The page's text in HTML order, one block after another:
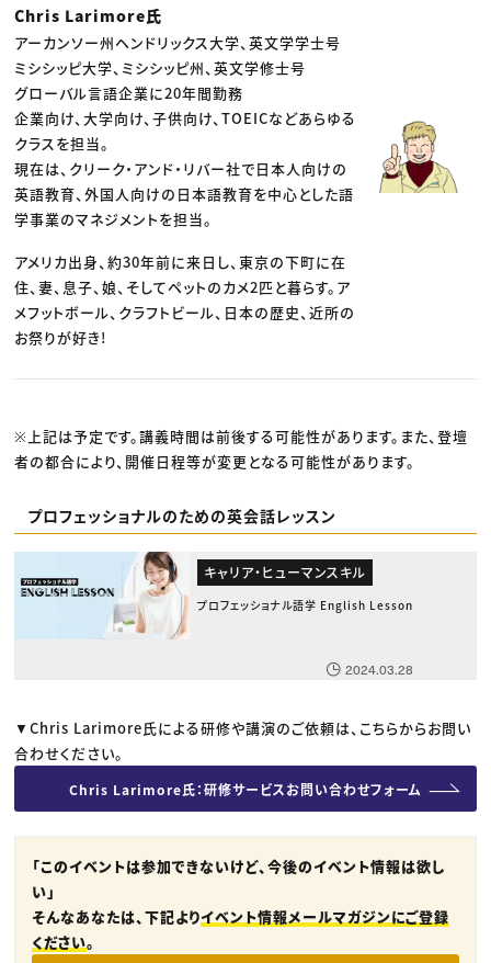
Chris Larimore氏
アーカンソー州ヘンドリックス大学、英文学学士号
ミシシッピ大学、ミシシッピ州、英文学修士号
グローバル言語企業に20年間勤務
企業向け、大学向け、子供向け、TOEICなどあらゆる
クラスを担当。
現在は、クリーク・アンド・リバー社で日本人向けの
英語教育、外国人向けの日本語教育を中心とした語
学事業のマネジメントを担当。
アメリカ出身、約30年前に来日し、東京の下町に在
住、妻、息子、娘、そしてペットのカメ2匹と暮らす。ア
メフットボール、クラフトビール、日本の歴史、近所の
お祭りが好き!
※上記は予定です。講義時間は前後する可能性があります。また、登壇
者の都合により、開催日程等が変更となる可能性があります。
プロフェッショナルのための英会話レッスン
キャリア・ヒューマンスキル
プロフェッショナル語学 English Lesson
2024.03.28
▼Chris Larimore氏による研修や講演のご依頼は、こちらからお問い
合わせください。
Chris Larimore氏：研修サービスお問い合わせフォーム
「このイベントは参加できないけど、今後のイベント情報は欲し
い」
そんなあなたは、下記よりイベント情報メールマガジンにご登録
ください。